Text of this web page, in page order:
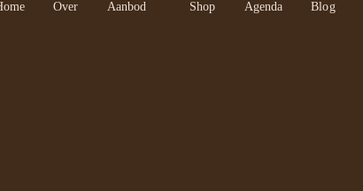
Over Aanbod Shop Agenda Blog